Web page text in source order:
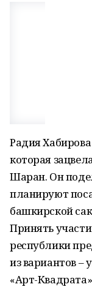
Радия
которая
Шаран. Он
планируют
башкирской
Принять
республики
из вариантов –
«Арт-